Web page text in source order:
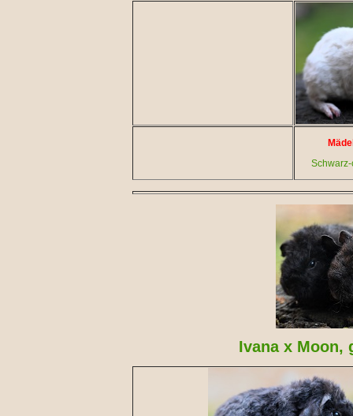
Ivana x Moon,